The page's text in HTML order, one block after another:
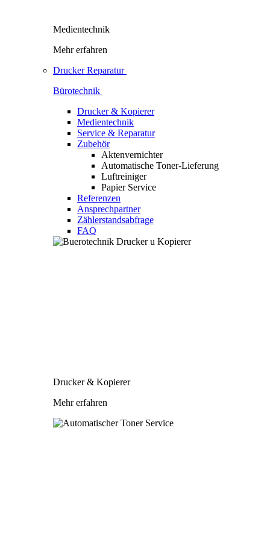
Medientechnik
Mehr erfahren
Drucker Reparatur
Bürotechnik
Drucker & Kopierer
Medientechnik
Service & Reparatur
Zubehör
Aktenvernichter
Automatische Toner-Lieferung
Luftreiniger
Papier Service
Referenzen
Ansprechpartner
Zählerstandsabfrage
FAQ
Drucker & Kopierer
Mehr erfahren